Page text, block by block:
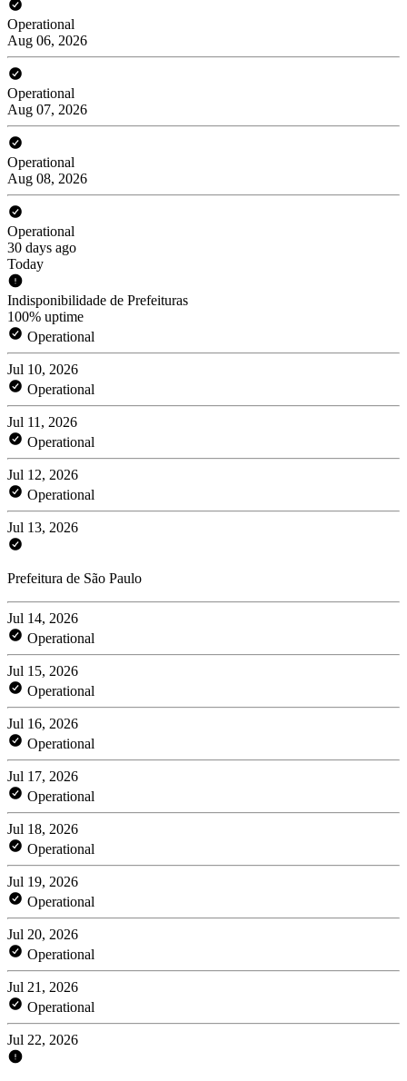
Operational
Aug 06, 2026
Operational
Aug 07, 2026
Operational
Aug 08, 2026
Operational
30 days ago
Today
Indisponibilidade de Prefeituras
100% uptime
Operational
Jul 10, 2026
Operational
Jul 11, 2026
Operational
Jul 12, 2026
Operational
Jul 13, 2026
Prefeitura de São Paulo
Jul 14, 2026
Operational
Jul 15, 2026
Operational
Jul 16, 2026
Operational
Jul 17, 2026
Operational
Jul 18, 2026
Operational
Jul 19, 2026
Operational
Jul 20, 2026
Operational
Jul 21, 2026
Operational
Jul 22, 2026